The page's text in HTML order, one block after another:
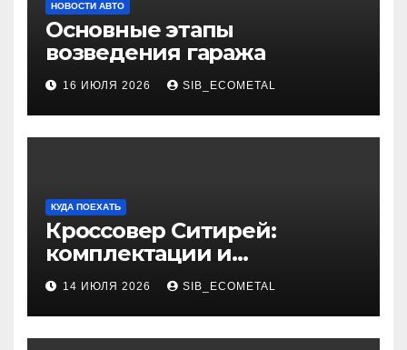
НОВОСТИ АВТО
Основные этапы
возведения гаража
16 ИЮЛЯ 2026 SIB_ECOMETAL
КУДА ПОЕХАТЬ
Кроссовер Ситирей:
комплектации и
характеристики
14 ИЮЛЯ 2026 SIB_ECOMETAL